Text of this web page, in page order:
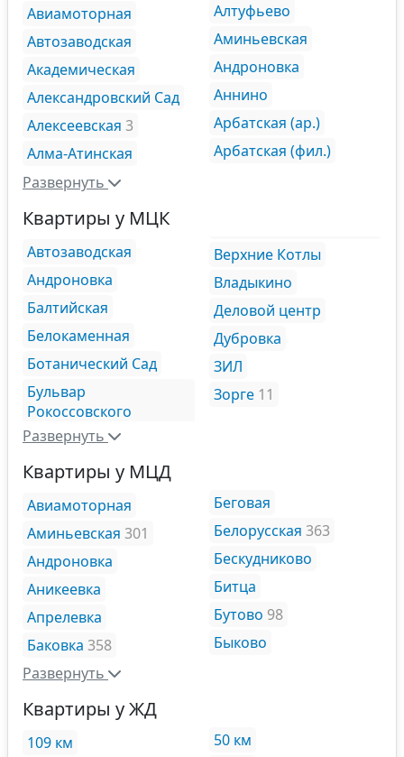
Авиамоторная
Автозаводская
Академическая
Александровский Сад
Алексеевская 3
Алма-Атинская
Алтуфьево
Аминьевская
Андроновка
Аннино
Арбатская (ар.)
Арбатская (фил.)
Развернуть
Квартиры у МЦК
Автозаводская
Андроновка
Балтийская
Белокаменная
Ботанический Сад
Бульвар
Рокоссовского
Верхние Котлы
Владыкино
Деловой центр
Дубровка
ЗИЛ
Зорге 11
Развернуть
Квартиры у МЦД
Авиамоторная
Аминьевская 301
Андроновка
Аникеевка
Апрелевка
Баковка 358
Беговая
Белорусская 363
Бескудниково
Битца
Бутово 98
Быково
Развернуть
Квартиры у ЖД
109 км
50 км